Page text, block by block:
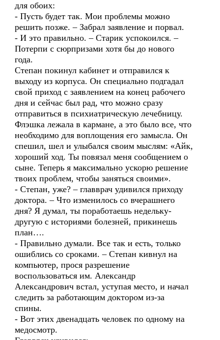
для обоих:
- Пусть будет так. Мои проблемы можно
решить позже. – Забрал заявление и порвал.
- И это правильно. – Старик успокоился. –
Потерпи с сюрпризами хотя бы до нового
года.
Степан покинул кабинет и отправился к
выходу из корпуса. Он специально подгадал
свой приход с заявлением на конец рабочего
дня и сейчас был рад, что можно сразу
отправиться в психиатрическую лечебницу.
Флэшка лежала в кармане, а это было все, что
необходимо для воплощения его замысла. Он
спешил, шел и улыбался своим мыслям: «Айк,
хороший ход. Ты повязал меня сообщением о
сыне. Теперь я максимально ускорю решение
твоих проблем, чтобы заняться своими».
- Степан, уже? – главврач удивился приходу
доктора. – Что изменилось со вчерашнего
дня? Я думал, ты поработаешь недельку-
другую с историями болезней, прикинешь
план….
- Правильно думали. Все так и есть, только
ошиблись со сроками. – Степан кивнул на
компьютер, прося разрешение
воспользоваться им. Александр
Александрович встал, уступая место, и начал
следить за работающим доктором из-за
спины.
- Вот этих двенадцать человек по одному на
медосмотр.